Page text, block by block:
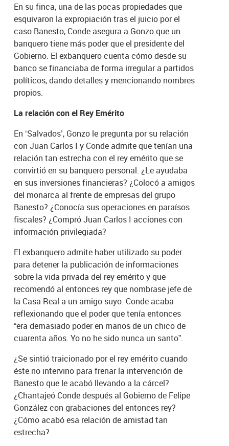
En su finca, una de las pocas propiedades que
esquivaron la expropiación tras el juicio por el
caso Banesto, Conde asegura a Gonzo que un
banquero tiene más poder que el presidente del
Gobierno. El exbanquero cuenta cómo desde su
banco se financiaba de forma irregular a partidos
políticos, dando detalles y mencionando nombres
propios.
La relación con el Rey Emérito
En ‘Salvados’, Gonzo le pregunta por su relación
con Juan Carlos I y Conde admite que tenían una
relación tan estrecha con el rey emérito que se
convirtió en su banquero personal. ¿Le ayudaba
en sus inversiones financieras? ¿Colocó a amigos
del monarca al frente de empresas del grupo
Banesto? ¿Conocía sus operaciones en paraísos
fiscales? ¿Compró Juan Carlos I acciones con
información privilegiada?
El exbanquero admite haber utilizado su poder
para detener la publicación de informaciones
sobre la vida privada del rey emérito y que
recomendó al entonces rey que nombrase jefe de
la Casa Real a un amigo suyo. Conde acaba
reflexionando que el poder que tenía entonces
“era demasiado poder en manos de un chico de
cuarenta años. Yo no he sido nunca un santo”.
¿Se sintió traicionado por el rey emérito cuando
éste no intervino para frenar la intervención de
Banesto que le acabó llevando a la cárcel?
¿Chantajeó Conde después al Gobierno de Felipe
González con grabaciones del entonces rey?
¿Cómo acabó esa relación de amistad tan
estrecha?